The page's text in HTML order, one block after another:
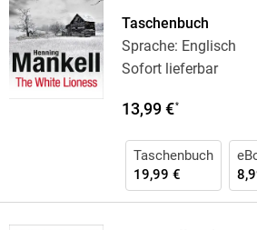
Taschenbuch
Sprache: Englisch
Sofort lieferbar
13,99 €*
Taschenbuch
19,99 €